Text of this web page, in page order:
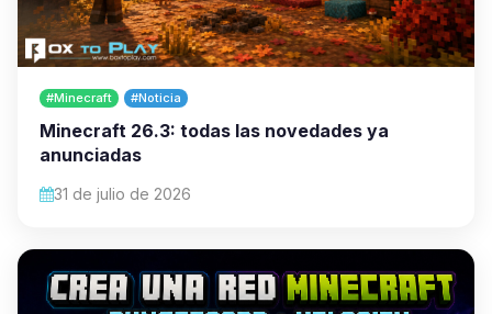
#Minecraft #Noticia
Minecraft 26.3: todas las novedades ya
anunciadas
31 de julio de 2026